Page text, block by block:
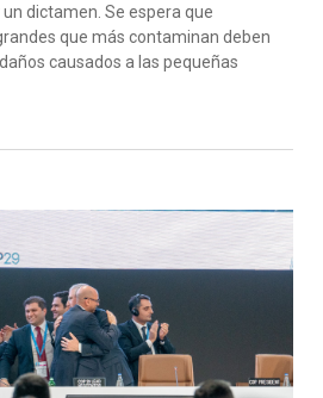
dictamen. Se espera que
que más contaminan deben
causados a las pequeñas